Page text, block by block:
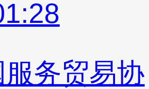
服务贸易协